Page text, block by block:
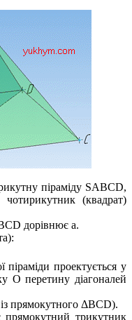
піраміду SABCD,
(квадрат)
дорівнює a.
піраміди проектується у
O перетину діагоналей
прямокутного ΔBCD).
прямокутний трикутник